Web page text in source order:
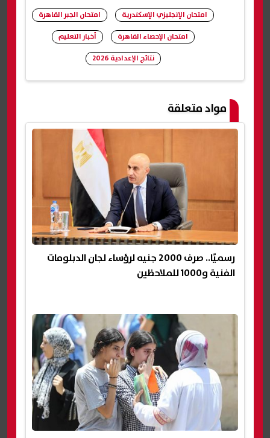
امتحان الإنجليزي الإسكندرية
امتحان الجبر القاهرة
امتحان الإحصاء القاهرة
أخبار التعليم
نتائج الإعدادية 2026
مواد متعلقة
رسميًا.. صرف 2000 جنيه لرؤساء لجان الدبلومات
الفنية و1000 للملاحظين